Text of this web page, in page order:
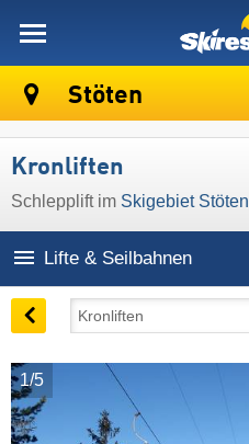
Stöten
Kronliften
Schlepplift im Skigebiet Stöten
Lifte & Seilbahnen
1/5